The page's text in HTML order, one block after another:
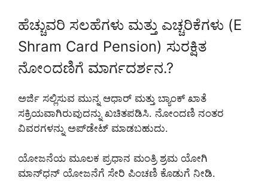
ಹೆಚ್ಚುವರಿ ಸಲಹೆಗಳು ಮತ್ತು ಎಚ್ಚರಿಕೆಗಳು (E
Shram Card Pension) ಸುರಕ್ಷಿತ
ನೋಂದಣಿಗೆ ಮಾರ್ಗದರ್ಶನ.?
ಅರ್ಜಿ ಸಲ್ಲಿಸುವ ಮುನ್ನ ಆಧಾರ್ ಮತ್ತು ಬ್ಯಾಂಕ್ ಖಾತೆ
ಸಕ್ರಿಯವಾಗಿರುವುದನ್ನು ಖಚಿತಪಡಿಸಿ. ನೋಂದಣಿ ನಂತರ
ವಿವರಗಳನ್ನು ಅಪ್‌ಡೇಟ್ ಮಾಡಬಹುದು.
ಯೋಜನೆಯ ಮೂಲಕ ಪ್ರಧಾನ ಮಂತ್ರಿ ಶ್ರಮ ಯೋಗಿ
ಮಾನ್‌ಧನ್ ಯೋಜನೆಗೆ ಸೇರಿ ಪಿಂಚಣಿ ಕೊಡುಗೆ ನೀಡಿ.